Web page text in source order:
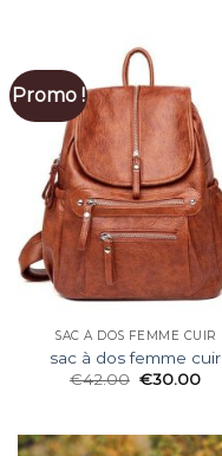
Promo !
SAC À DOS FEMME CUIR
sac à dos femme cuir
€42.00 €30.00